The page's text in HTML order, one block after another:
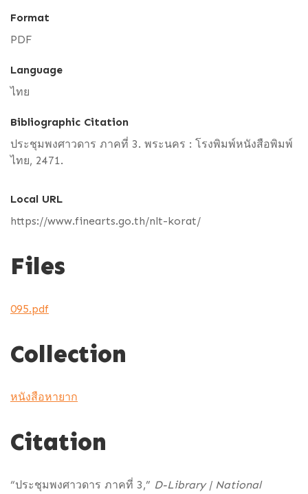
Format
PDF
Language
ไทย
Bibliographic Citation
ประชุมพงศาวดาร ภาคที่ 3. พระนคร : โรงพิมพ์หนังสือพิมพ์
ไทย, 2471.
Local URL
https://www.finearts.go.th/nlt-korat/
Files
095.pdf
Collection
หนังสือหายาก
Citation
“ประชุมพงศาวดาร ภาคที่ 3,” D-Library | National